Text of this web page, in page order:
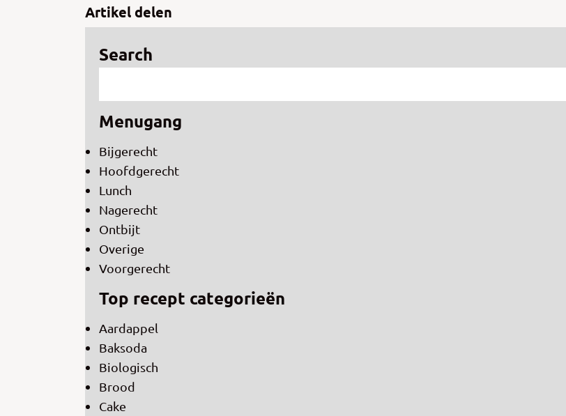
Artikel delen
Search
Menugang
Bijgerecht
Hoofdgerecht
Lunch
Nagerecht
Ontbijt
Overige
Voorgerecht
Top recept categorieën
Aardappel
Baksoda
Biologisch
Brood
Cake